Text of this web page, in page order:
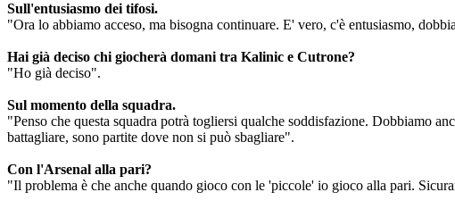
Sull'entusiasmo dei tifosi.
"Ora lo abbiamo acceso, ma bisogna continuare. E' vero, c'è entusiasmo,
Hai già deciso chi giocherà domani tra Kalinic e Cutrone?
"Ho già deciso".
Sul momento della squadra.
"Penso che questa squadra potrà togliersi qualche soddisfazione. Dobbiamo
battagliare, sono partite dove non si può sbagliare".
Con l'Arsenal alla pari?
"Il problema è che anche quando gioco con le 'piccole' io gioco alla pari.